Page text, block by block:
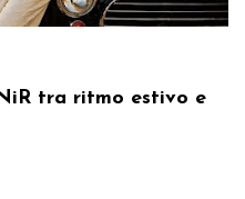
tra ritmo estivo e